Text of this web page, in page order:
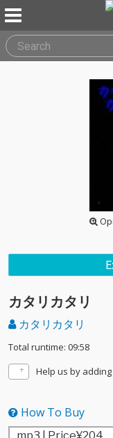
カタリカタリ
カタリカタリ
Total runtime: 09:58
Help us by
How To Buy